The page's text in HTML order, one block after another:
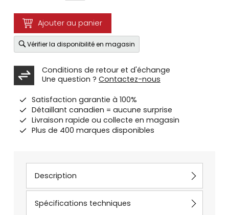
Ajouter au panier
Vérifier la disponibilité en magasin
Conditions de retour et d'échange
Une question ? Contactez-nous
Satisfaction garantie à 100%
Détaillant canadien = aucune surprise
Livraison rapide ou collecte en magasin
Plus de 400 marques disponibles
Description
Spécifications techniques